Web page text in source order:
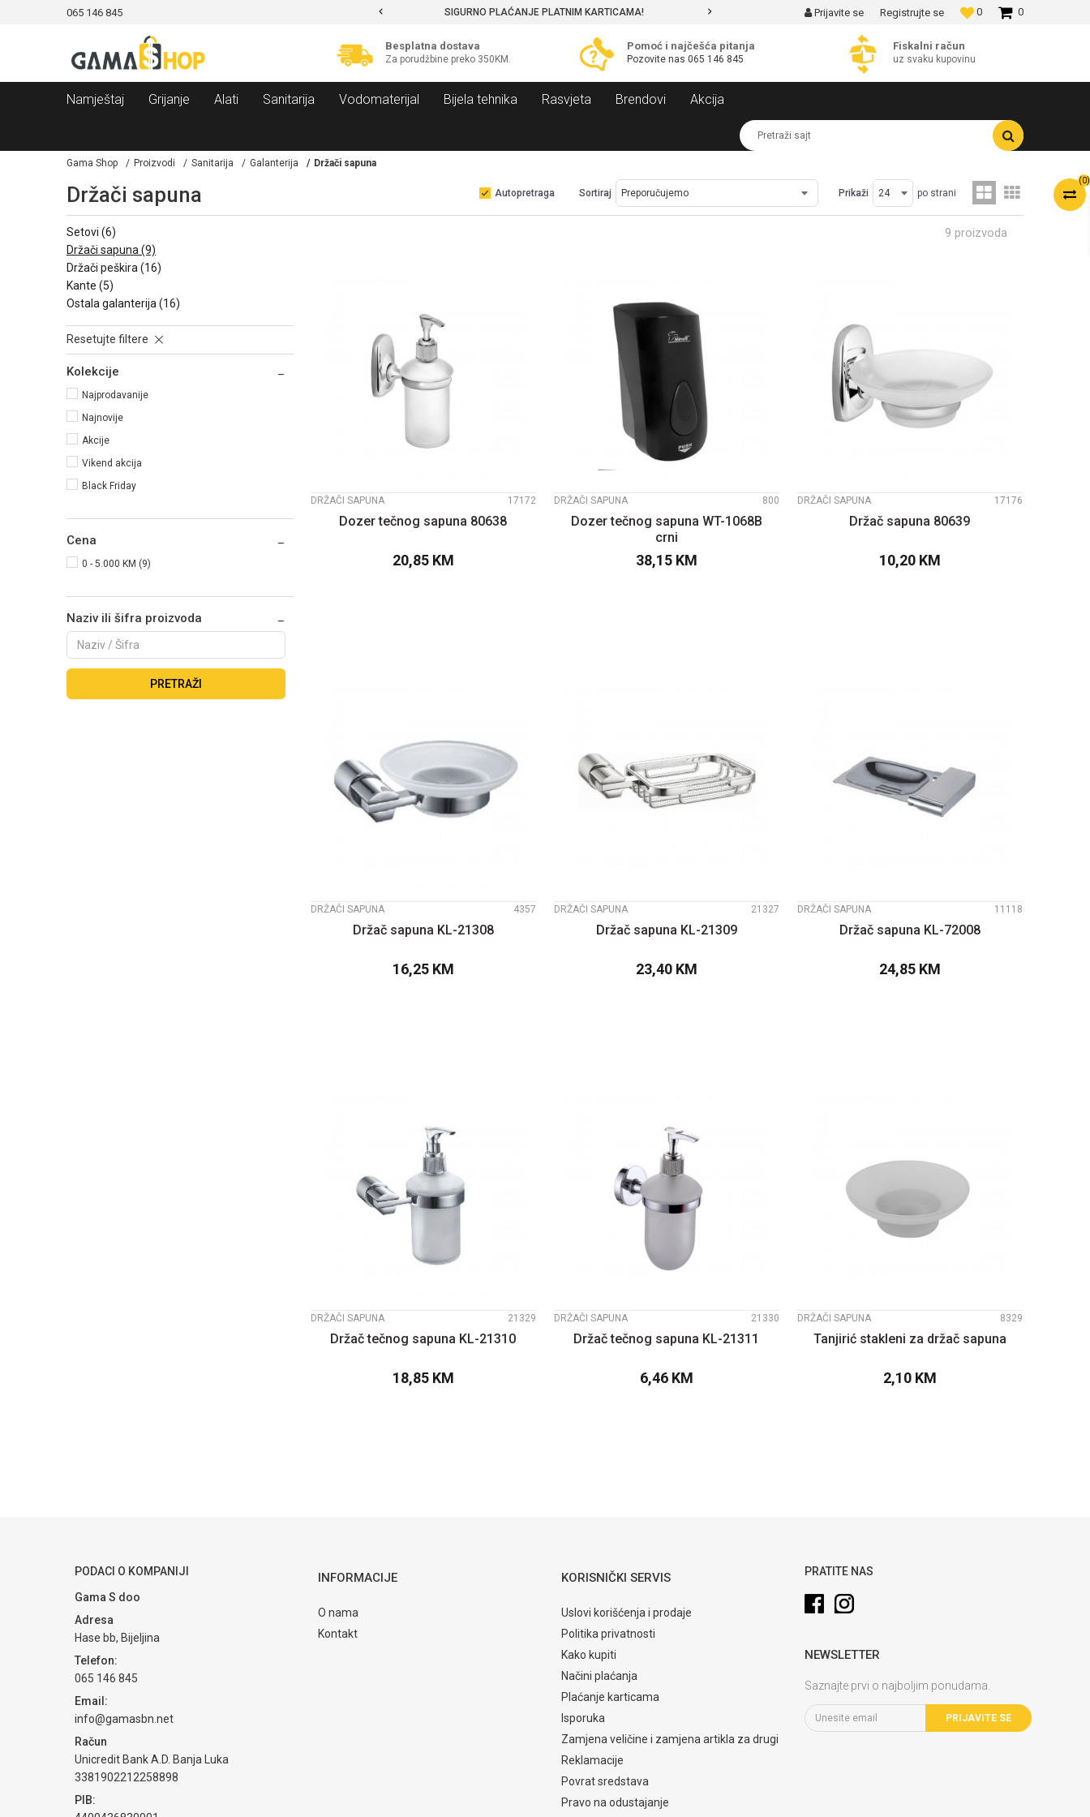
065 146 845 SIGURNO PLAĆANJE PLATNIM KARTICAMA! MOGUĆNOST BESPLATNE ISPORUKE! 0
0
Prijavite se Registrujte se
Besplatna dostava
Za porudžbine preko 350KM.
Pomoć i najčešća pitanja
Pozovite nas 065 146 845
Fiskalni račun
uz svaku kupovinu
Namještaj Grijanje Alati Sanitarija Vodomaterijal Bijela tehnika Rasvjeta Brendovi Akcija
Pretraži sajt
(0)
Gama Shop Proizvodi Sanitarija Galanterija Držači sapuna
Držači sapuna Autopretraga Sortiraj Prikaži po strani
setovi (6)
držači sapuna (9)
držači peškira (16)
kante (5)
ostala galanterija (16)
Resetujte filtere
Kolekcije
Najprodavanije
Najnovije
Akcije
Vikend akcija
Black Friday
Cena
0 - 5.000 KM (9)
Naziv ili šifra proizvoda
PRETRAŽI
9 proizvoda
UPOREDI
DRŽAČI SAPUNA 17172
Dozer tečnog sapuna 80638
20,85 KM
UPOREDI
DRŽAČI SAPUNA 800
Dozer tečnog sapuna WT-1068B
crni
38,15 KM
UPOREDI
DRŽAČI SAPUNA 17176
Držač sapuna 80639
10,20 KM
UPOREDI
DRŽAČI SAPUNA 4357
Držač sapuna KL-21308
16,25 KM
UPOREDI
DRŽAČI SAPUNA 21327
Držač sapuna KL-21309
23,40 KM
UPOREDI
DRŽAČI SAPUNA 11118
Držač sapuna KL-72008
24,85 KM
UPOREDI
DRŽAČI SAPUNA 21329
Držač tečnog sapuna KL-21310
18,85 KM
DRŽAČI SAPUNA 21330
Držač tečnog sapuna KL-21311
6,46 KM
DRŽAČI SAPUNA 8329
Tanjirić stakleni za držač sapuna
2,10 KM
PODACI O KOMPANIJI
Gama S doo
Adresa
Hase bb, Bijeljina
Telefon:
065 146 845
Email:
info@gamasbn.net
Račun
Unicredit Bank A.D. Banja Luka
3381902212258898
PIB:
INFORMACIJE
O nama
Kontakt
KORISNIČKI SERVIS
Uslovi korišćenja i prodaje
Politika privatnosti
Kako kupiti
Načini plaćanja
Plaćanje karticama
Isporuka
Zamjena veličine i zamjena artikla za drugi
Reklamacije
Povrat sredstava
Pravo na odustajanje
PRATITE NAS
NEWSLETTER
Saznajte prvi o najboljim ponudama.
PRIJAVITE SE